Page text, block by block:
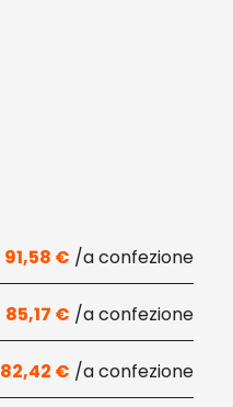
91,58 €
85,17 €
82,42 €